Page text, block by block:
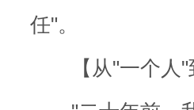
任"。
【从"一个人"